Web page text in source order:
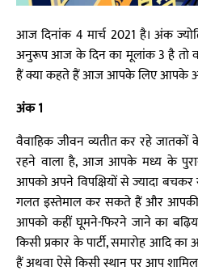
आज दिनांक 4 मार्च 2021 है। अंक
अनुरूप आज के दिन का मूलांक 3 है तो
हैं क्या कहते हैं आज आपके लिए आपके
अंक 1
वैवाहिक जीवन व्यतीत कर रहे
रहने वाला है, आज आपके मध्य के
आपको अपने विपक्षियों से ज्यादा
गलत इस्तेमाल कर सकते हैं और
आपको कहीं घूमने-फिरने जाने का
किसी प्रकार के पार्टी, समारोह
हैं अथवा ऐसे किसी स्थान पर आप